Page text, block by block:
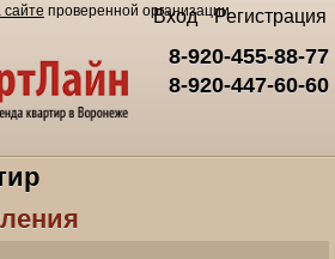
сайте проверенной организации
8-920-455-88-77
8-920-447-60-60
Вход Регистрация